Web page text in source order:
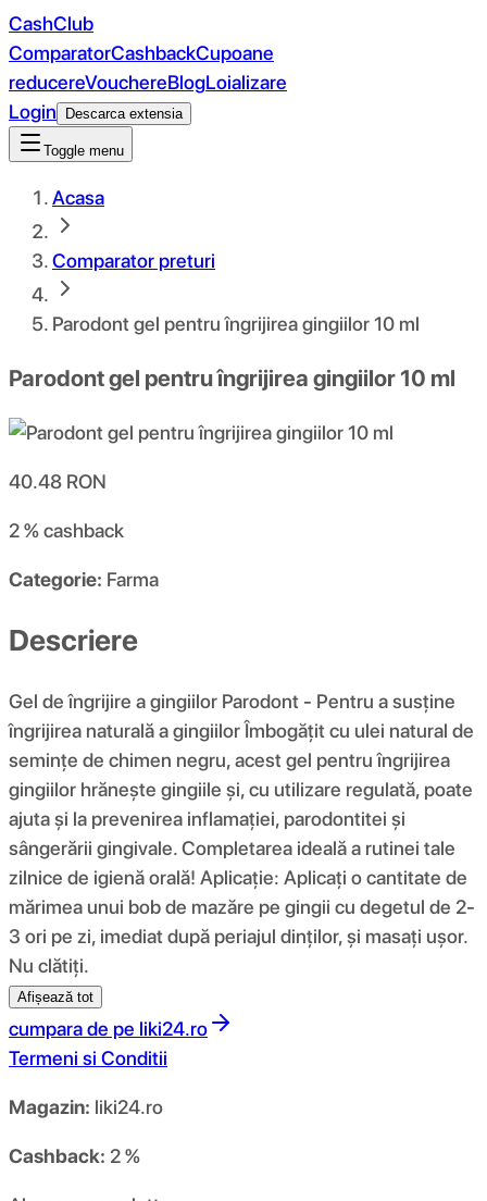
CashClub
ComparatorCashbackCupoane
reducereVouchereBlogLoializare
Login
Descarca extensia
Toggle menu
Acasa
Comparator preturi
Parodont gel pentru îngrijirea gingiilor 10 ml
Parodont gel pentru îngrijirea gingiilor 10 ml
40.48 RON
2 %cashback
Categorie: Farma
Descriere
Gel de îngrijire a gingiilor Parodont - Pentru a susține
îngrijirea naturală a gingiilor Îmbogățit cu ulei natural de
semințe de chimen negru, acest gel pentru îngrijirea
gingiilor hrănește gingiile și, cu utilizare regulată, poate
ajuta și la prevenirea inflamației, parodontitei și
sângerării gingivale. Completarea ideală a rutinei tale
zilnice de igienă orală! Aplicație: Aplicați o cantitate de
mărimea unui bob de mazăre pe gingii cu degetul de 2-
3 ori pe zi, imediat după periajul dinților, și masați ușor.
Nu clătiți.
Afișează tot
cumpara de pe liki24.ro
Termeni si Conditii
Magazin: liki24.ro
Cashback: 2 %